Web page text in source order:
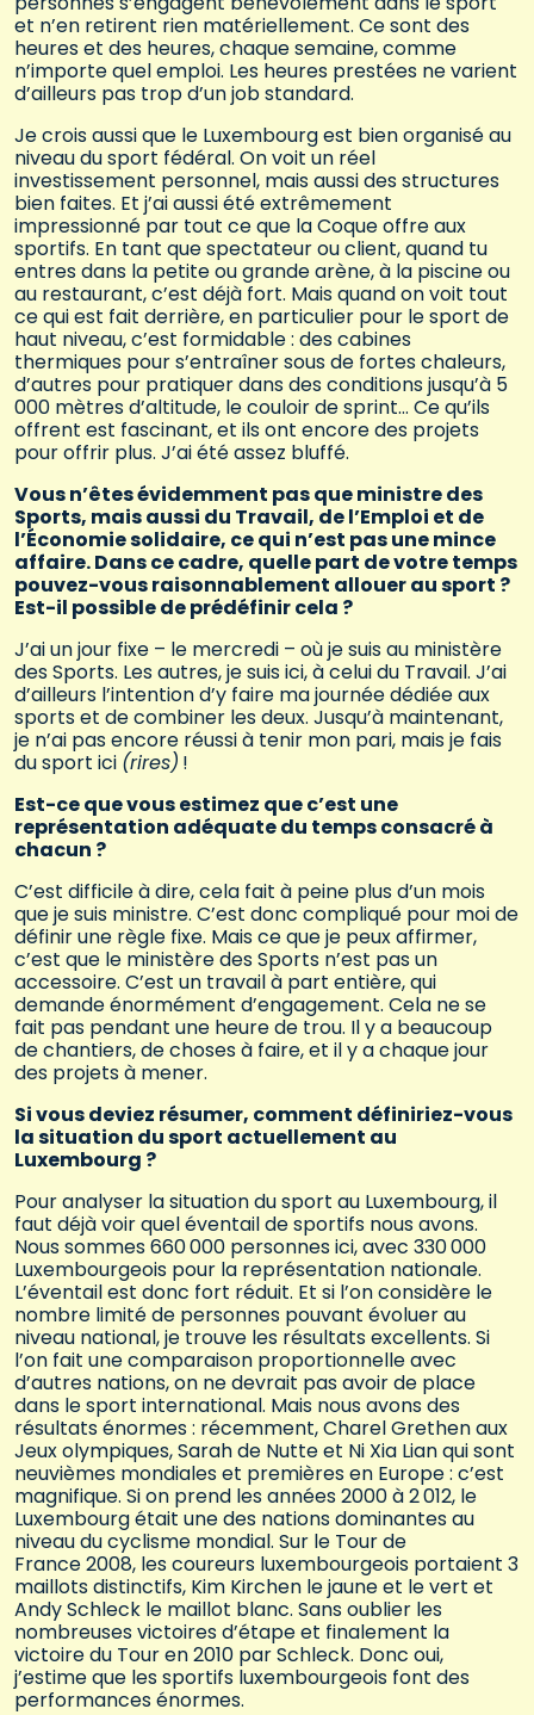
et n’en retirent rien matériellement. Ce sont des
heures et des heures, chaque semaine, comme
n’importe quel emploi. Les heures prestées ne varient
d’ailleurs pas trop d’un job standard.
Je crois aussi que le Luxembourg est bien organisé au
niveau du sport fédéral. On voit un réel
investissement personnel, mais aussi des structures
bien faites. Et j’ai aussi été extrêmement
impressionné par tout ce que la Coque offre aux
sportifs. En tant que spectateur ou client, quand tu
entres dans la petite ou grande arène, à la piscine ou
au restaurant, c’est déjà fort. Mais quand on voit tout
ce qui est fait derrière, en particulier pour le sport de
haut niveau, c’est formidable : des cabines
thermiques pour s’entraîner sous de fortes chaleurs,
d’autres pour pratiquer dans des conditions jusqu’à 5
000 mètres d’altitude, le couloir de sprint… Ce qu’ils
offrent est fascinant, et ils ont encore des projets
pour offrir plus. J’ai été assez bluffé.
Vous n’êtes évidemment pas que ministre des
Sports, mais aussi du Travail, de l’Emploi et de
l’Économie solidaire, ce qui n’est pas une mince
affaire. Dans ce cadre, quelle part de votre temps
pouvez-vous raisonnablement allouer au sport ?
Est-il possible de prédéfinir cela ?
J’ai un jour fixe – le mercredi – où je suis au ministère
des Sports. Les autres, je suis ici, à celui du Travail. J’ai
d’ailleurs l’intention d’y faire ma journée dédiée aux
sports et de combiner les deux. Jusqu’à maintenant,
je n’ai pas encore réussi à tenir mon pari, mais je fais
du sport ici (rires) !
Est-ce que vous estimez que c’est une
représentation adéquate du temps consacré à
chacun ?
C’est difficile à dire, cela fait à peine plus d’un mois
que je suis ministre. C’est donc compliqué pour moi de
définir une règle fixe. Mais ce que je peux affirmer,
c’est que le ministère des Sports n’est pas un
accessoire. C’est un travail à part entière, qui
demande énormément d’engagement. Cela ne se
fait pas pendant une heure de trou. Il y a beaucoup
de chantiers, de choses à faire, et il y a chaque jour
des projets à mener.
Si vous deviez résumer, comment définiriez-vous
la situation du sport actuellement au
Luxembourg ?
Pour analyser la situation du sport au Luxembourg, il
faut déjà voir quel éventail de sportifs nous avons.
Nous sommes 660 000 personnes ici, avec 330 000
Luxembourgeois pour la représentation nationale.
L’éventail est donc fort réduit. Et si l’on considère le
nombre limité de personnes pouvant évoluer au
niveau national, je trouve les résultats excellents. Si
l’on fait une comparaison proportionnelle avec
d’autres nations, on ne devrait pas avoir de place
dans le sport international. Mais nous avons des
résultats énormes : récemment, Charel Grethen aux
Jeux olympiques, Sarah de Nutte et Ni Xia Lian qui sont
neuvièmes mondiales et premières en Europe : c’est
magnifique. Si on prend les années 2000 à 2 012, le
Luxembourg était une des nations dominantes au
niveau du cyclisme mondial. Sur le Tour de
France 2008, les coureurs luxembourgeois portaient 3
maillots distinctifs, Kim Kirchen le jaune et le vert et
Andy Schleck le maillot blanc. Sans oublier les
nombreuses victoires d’étape et finalement la
victoire du Tour en 2010 par Schleck. Donc oui,
j’estime que les sportifs luxembourgeois font des
performances énormes.